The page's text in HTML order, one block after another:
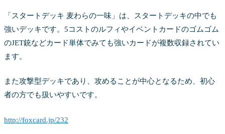
「スタートデッキ 麦わらの一味」は、スタートデッキの中でも
強いデッキです。5コストのルフィやイベントカードのゴムゴム
のJET銃などカード単体でみても強いカードが複数収録されてい
ます。
また攻撃型デッキであり、攻めることが中心となるため、初心
者の方でも扱いやすいです。
http://foxcard.jp/232